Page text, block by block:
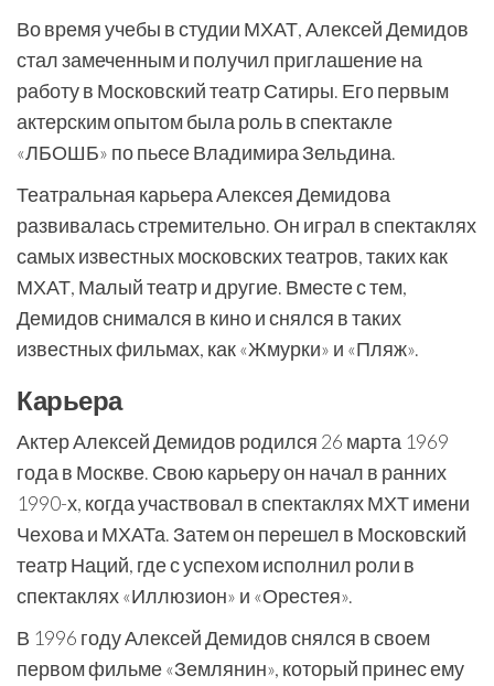
Во время учебы в студии МХАТ, Алексей Демидов
стал замеченным и получил приглашение на
работу в Московский театр Сатиры. Его первым
актерским опытом была роль в спектакле
«ЛБОШБ» по пьесе Владимира Зельдина.
Театральная карьера Алексея Демидова
развивалась стремительно. Он играл в спектаклях
самых известных московских театров, таких как
МХАТ, Малый театр и другие. Вместе с тем,
Демидов снимался в кино и снялся в таких
известных фильмах, как «Жмурки» и «Пляж».
Карьера
Актер Алексей Демидов родился 26 марта 1969
года в Москве. Свою карьеру он начал в ранних
1990-х, когда участвовал в спектаклях МХТ имени
Чехова и МХАТа. Затем он перешел в Московский
театр Наций, где с успехом исполнил роли в
спектаклях «Иллюзион» и «Орестея».
В 1996 году Алексей Демидов снялся в своем
первом фильме «Землянин», который принес ему